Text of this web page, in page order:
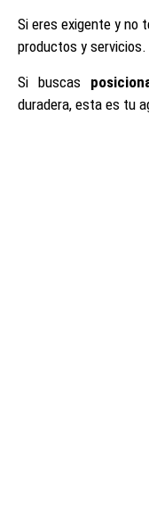
Si eres exigente y no
productos y servicios.
Si buscas
duradera, esta es tu